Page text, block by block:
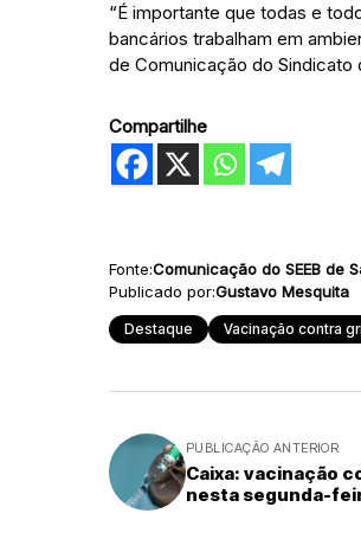
“É importante que todas e
bancários trabalham em
de Comunicação do Sindicato
Compartilhe
Fonte:Comunicação do SEEB de
Publicado por:Gustavo Mesquita
Destaque Vacinação contra
PUBLICAÇÃO ANTERIOR
Caixa: vacinação
nesta segunda-